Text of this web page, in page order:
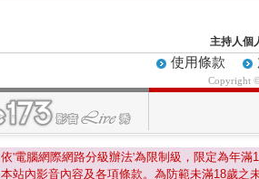
主持人個
使用條款
Copyright
依'電腦網際網路分級辦法'為限制級，限定為年滿
本站內影音內容及各項條款。為防範未滿18歲之